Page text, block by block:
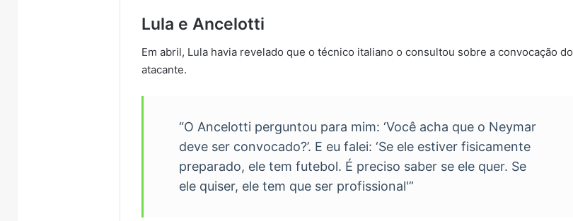
Lula e Ancelotti
Em abril, Lula havia revelado que o técnico italiano o consultou sobre a convocação do
atacante.
“O Ancelotti perguntou para mim: ‘Você acha que o Neymar
deve ser convocado?’. E eu falei: ‘Se ele estiver fisicamente
preparado, ele tem futebol. É preciso saber se ele quer. Se
ele quiser, ele tem que ser profissional'”